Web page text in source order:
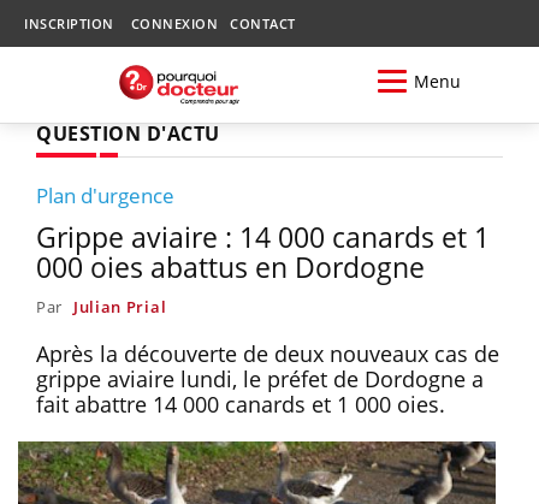
INSCRIPTION CONNEXION CONTACT
Menu
QUESTION D'ACTU
Plan d'urgence
Grippe aviaire : 14 000 canards et 1
000 oies abattus en Dordogne
Par Julian Prial
Après la découverte de deux nouveaux cas de
grippe aviaire lundi, le préfet de Dordogne a
fait abattre 14 000 canards et 1 000 oies.